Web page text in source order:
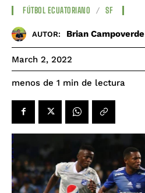
FÚTBOL ECUATORIANO SF
AUTOR: Brian Campoverde
March 2, 2022
menos de 1 min de lectura